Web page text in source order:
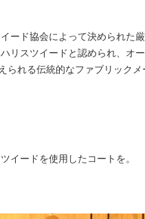
ード協会によって決められた
リスツイードと認められ、オ
られる伝統的なファブリックメ
イードを使用したコートを。